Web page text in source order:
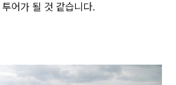
어가 될 것 같습니다.